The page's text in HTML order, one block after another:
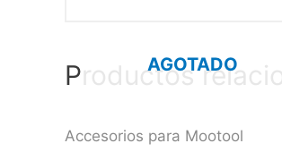
Productos
AGOTADO
Accesorios para Mootool